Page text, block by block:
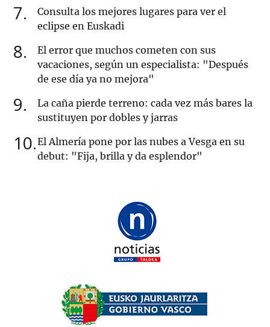
7
Consulta los mejores lugares para ver el
eclipse en Euskadi
8
El error que muchos cometen con sus
vacaciones, según un especialista: "Después
de ese día ya no mejora"
9
La caña pierde terreno: cada vez más bares la
sustituyen por dobles y jarras
10 El Almería pone por las nubes a Vesga en su
debut: "Fija, brilla y da esplendor"